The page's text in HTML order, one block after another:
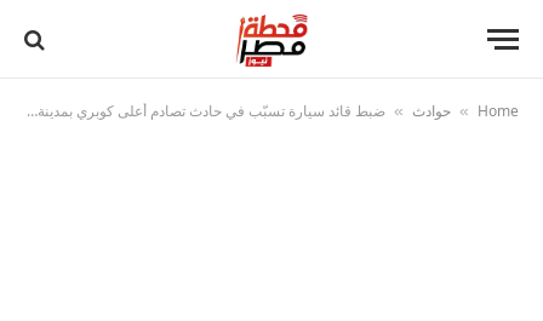
Home
» حوادث » ضبط قائد سيارة تسبّب في حادث تصادم أعلى كوبري بمدينة نصر بسبب توقف مفاجئ